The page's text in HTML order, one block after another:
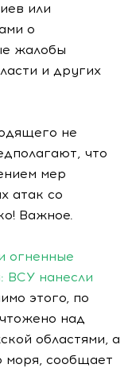
или
о
жалобы
и других
не
что
мер
атак со
Важное.
огненные
ВСУ нанесли
этого, по
над
областями, а
моря, сообщает